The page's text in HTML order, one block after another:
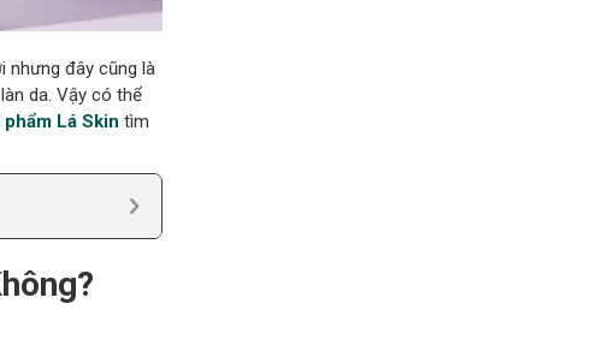
nhưng đây cũng là
da. Vậy có thể
Lá Skin tìm